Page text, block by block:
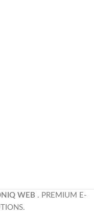
WEB . PREMIUM E-